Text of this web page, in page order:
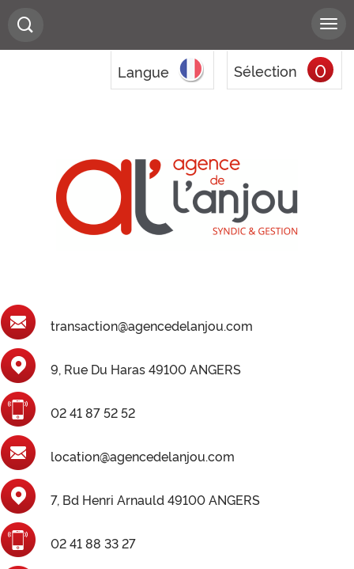
Langue Sélection 0
transaction@agencedelanjou.com
9, Rue Du Haras 49100 ANGERS
02 41 87 52 52
location@agencedelanjou.com
7, Bd Henri Arnauld 49100 ANGERS
02 41 88 33 27